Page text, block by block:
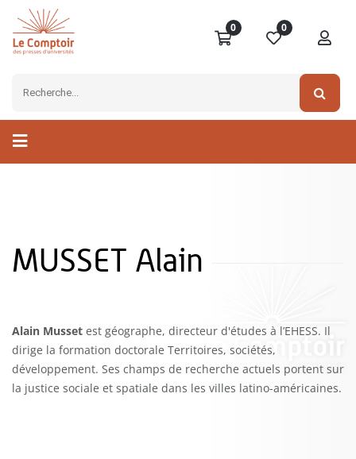
0 0
MUSSET Alain
Alain Musset est géographe, directeur d'études à l’EHESS. Il
dirige la formation doctorale Territoires, sociétés,
développement. Ses champs de recherche actuels portent sur
la justice sociale et spatiale dans les villes latino-américaines.